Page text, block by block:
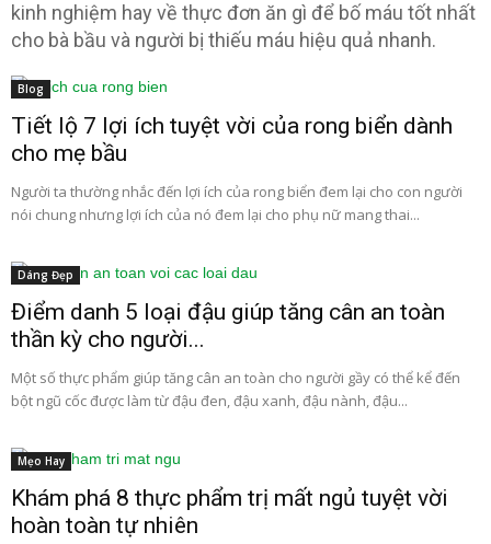
kinh nghiệm hay về thực đơn ăn gì để bố máu tốt nhất
cho bà bầu và người bị thiếu máu hiệu quả nhanh.
Blog
Tiết lộ 7 lợi ích tuyệt vời của rong biển dành
cho mẹ bầu
Người ta thường nhắc đến lợi ích của rong biển đem lại cho con người
nói chung nhưng lợi ích của nó đem lại cho phụ nữ mang thai...
Dáng Đẹp
Điểm danh 5 loại đậu giúp tăng cân an toàn
thần kỳ cho người...
Một số thực phẩm giúp tăng cân an toàn cho người gầy có thể kể đến
bột ngũ cốc được làm từ đậu đen, đậu xanh, đậu nành, đậu...
Mẹo Hay
Khám phá 8 thực phẩm trị mất ngủ tuyệt vời
hoàn toàn tự nhiên